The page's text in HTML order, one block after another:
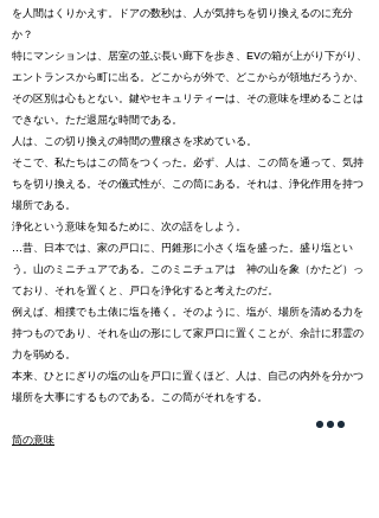
を人間はくりかえす。ドアの数秒は、人が気持ちを切り換えるのに充分
か？
特にマンションは、居室の並ぶ長い廊下を歩き、EVの箱が上がり下がり、
エントランスから町に出る。どこからが外で、どこからが領地だろうか、
その区別は心もとない。鍵やセキュリティーは、その意味を埋めることは
できない。ただ退屈な時間である。
人は、この切り換えの時間の豊穣さを求めている。
そこで、私たちはこの筒をつくった。必ず、人は、この筒を通って、気持
ちを切り換える。その儀式性が、この筒にある。それは、浄化作用を持つ
場所である。
浄化という意味を知るために、次の話をしよう。
…昔、日本では、家の戸口に、円錐形に小さく塩を盛った。盛り塩とい
う。山のミニチュアである。このミニチュアは 神の山を象（かたど）っ
ており、それを置くと、戸口を浄化すると考えたのだ。
例えば、相撲でも土俵に塩を捲く。そのように、塩が、場所を清める力を
持つものであり、それを山の形にして家戸口に置くことが、余計に邪霊の
力を弱める。
本来、ひとにぎりの塩の山を戸口に置くほど、人は、自己の内外を分かつ
場所を大事にするものである。この筒がそれをする。
筒の意味